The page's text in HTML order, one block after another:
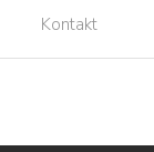
Kontakt